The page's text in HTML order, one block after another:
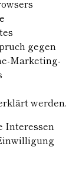
gegen
Marketing-
werden.
Interessen